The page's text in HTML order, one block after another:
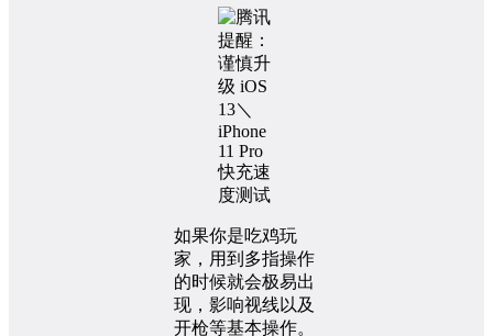
如果你是吃鸡玩
家，用到多指操作
的时候就会极易出
现，影响视线以及
开枪等基本操作。